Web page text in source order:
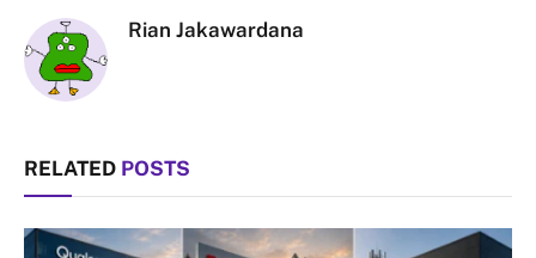
Rian Jakawardana
RELATED POSTS